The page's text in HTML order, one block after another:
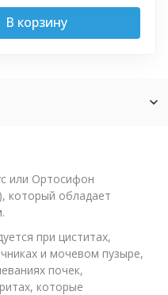
В корзину
или Ортосифон
который обладает
при циститах,
и мочевом пузыре,
почек,
которые